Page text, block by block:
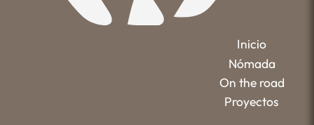
Inicio
Nómada
On the road
Proyectos